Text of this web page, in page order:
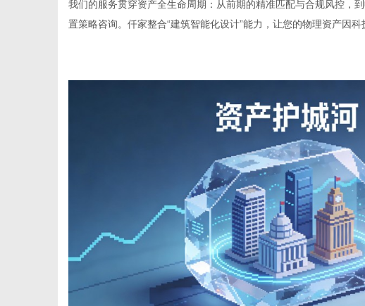
我们的服务贯穿资产全生命周期：从前期的精准匹配与合规风控，
置策略咨询。仟家整合“建筑智能化设计”能力，让您的物理资产因科